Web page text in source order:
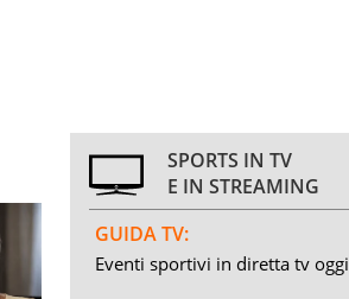
SPORTS IN TV
E IN STREAMING
GUIDA TV:
Eventi sportivi in diretta tv oggi